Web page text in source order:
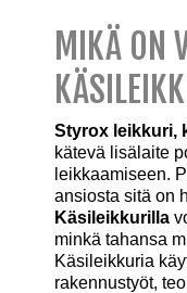
MIKÄ ON
Styrox leikkuri,
kätevä lisälaite
leikkaamiseen.
ansiosta sitä on
Käsileikkurilla
minkä tahansa
Käsileikkuria
rakennustyöt,